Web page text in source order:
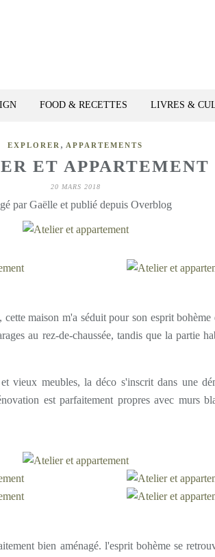
FOOD & RECETTES LIVRES &
EXPLORER , APPARTEMENTS
ET APPARTEMENT
20 MARS 2018
par Gaëlle et publié depuis Overblog
maison m'a séduit pour son esprit bohème
au rez-de-chaussée, tandis que la partie
vieux meubles, la déco s'inscrit dans une
est parfaitement propres avec murs
bien aménagé. l'esprit bohème se